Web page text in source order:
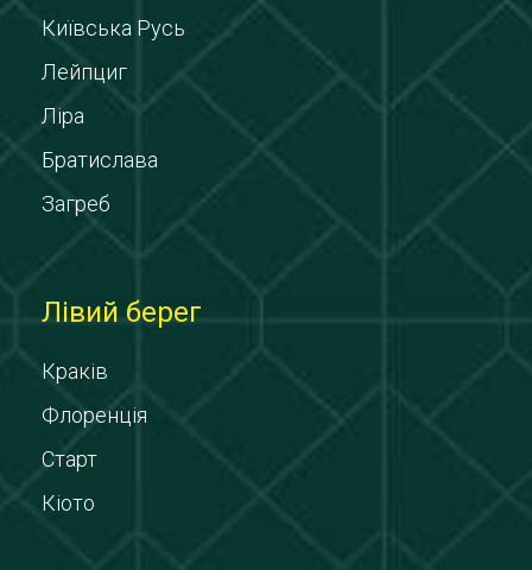
Київська Русь
Лейпциг
Ліра
Братислава
Загреб
Лівий берег
Краків
Флоренція
Старт
Кіото